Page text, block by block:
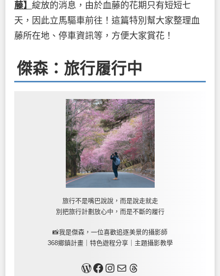
藤】 綻放的消息，由於血藤的花期只有短短七
天，因此立馬驅車前往！這篇特別幫大家整理血
藤所在地、停車資訊等，方便大家賞花！
傑森：旅行履行中
旅行不是嘴巴說說，而是說走就走
別把旅行計劃放心中，而是不斷的履行
📸我是傑森，一位喜歡追逐美景的攝影師
368鄉鎮計畫｜特色遊程分享｜主題攝影教學
關於我Facebook InstagramMail Threads